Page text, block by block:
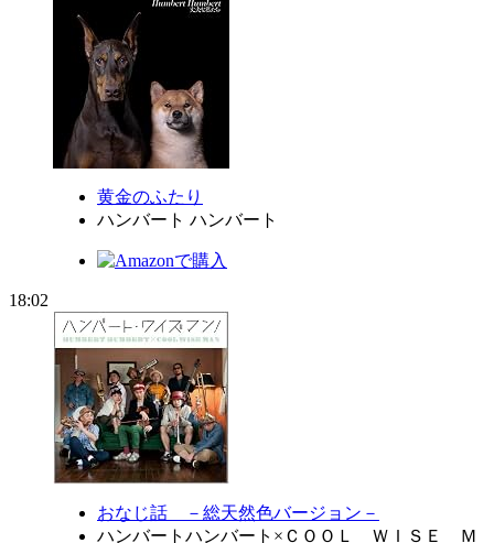
黄金のふたり
ハンバート ハンバート
18:02
おなじ話 －総天然色バージョン－
ハンバートハンバート×ＣＯＯＬ ＷＩＳＥ Ｍ